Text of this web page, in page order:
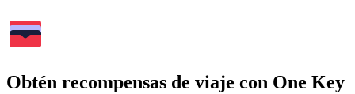
Obtén recompensas de viaje con One Key